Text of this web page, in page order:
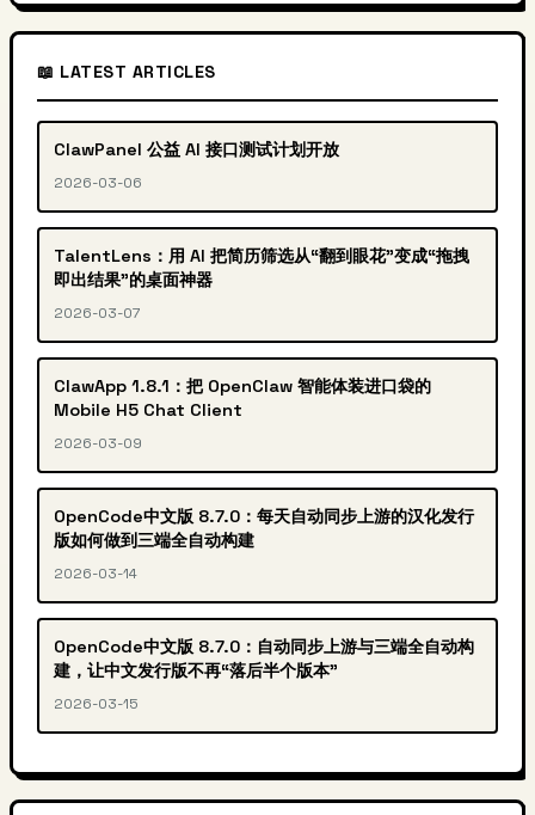
📖 LATEST ARTICLES
ClawPanel 公益 AI 接口测试计划开放
2026-03-06
TalentLens：用 AI 把简历筛选从“翻到眼花”变成“拖拽
即出结果”的桌面神器
2026-03-07
ClawApp 1.8.1：把 OpenClaw 智能体装进口袋的
Mobile H5 Chat Client
2026-03-09
OpenCode中文版 8.7.0：每天自动同步上游的汉化发行
版如何做到三端全自动构建
2026-03-14
OpenCode中文版 8.7.0：自动同步上游与三端全自动构
建，让中文发行版不再“落后半个版本”
2026-03-15